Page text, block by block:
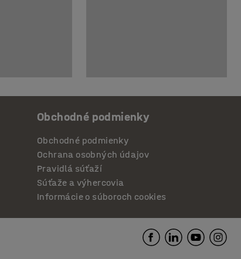
Obchodné podmienky
Obchodné podmienky
Ochrana osobných údajov
Pravidlá súťaží
Súťaže a výhercovia
Informácie o súboroch cookies